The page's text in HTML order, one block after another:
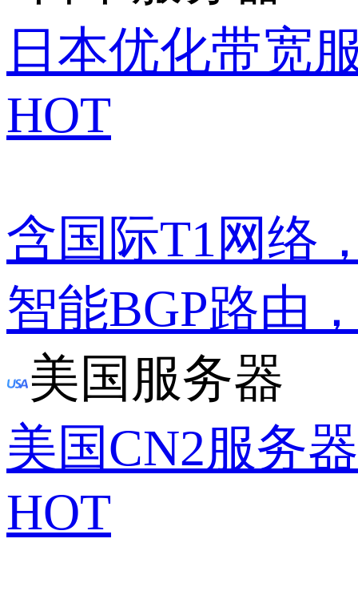
日本优化带宽
HOT
含国际T1网络
智能BGP路由
美国服务器
美国CN2服务器
HOT